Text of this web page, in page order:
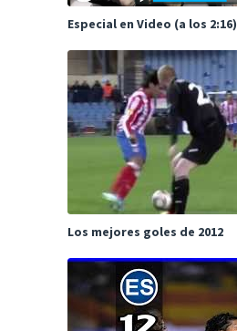
Especial en Video (a los 2:16)
Los mejores goles de 2012